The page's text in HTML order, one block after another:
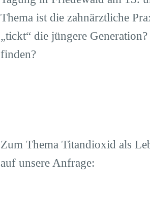
Thema ist die zahnärztliche
„tickt“ die jüngere
finden?
Zum Thema Titandioxid als
auf unsere Anfrage: